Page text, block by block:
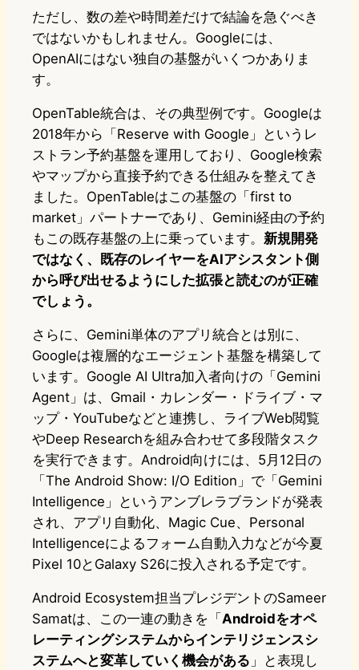
ただし、数の差や時間差だけで結論を急ぐべき
ではないかもしれません。Googleには、
OpenAIにはない独自の基盤がいくつかありま
す。
OpenTable統合は、その典型例です。Googleは
2018年から「Reserve with Google」というレ
ストラン予約基盤を運用しており、Google検索
やマップから直接予約できる仕組みを整えてき
ました。OpenTableはこの基盤の「first to
market」パートナーであり、Gemini経由の予約
もこの既存基盤の上に乗っています。 新規開発
ではなく、既存のレイヤーをAIアシスタント側
から呼び出せるようにした拡張と読むのが正確
でしょう。
さらに、Gemini単体のアプリ統合とは別に、
Googleは複層的なエージェント基盤を構築して
います。Google AI Ultra加入者向けの「Gemini
Agent」は、Gmail・カレンダー・ドライブ・マ
ップ・YouTubeなどと連携し、ライブWeb閲覧
やDeep Researchを組み合わせて多段階タスク
を実行できます。Android向けには、5月12日の
「The Android Show: I/O Edition」で「Gemini
Intelligence」というアンブレラブランドが発表
され、アプリ自動化、Magic Cue、Personal
Intelligenceによるフォーム自動入力などが今夏
Pixel 10とGalaxy S26に投入される予定です。
Android Ecosystem担当プレジデントのSameer
Samatは、この一連の動きを「 Androidをオペ
レーティングシステムからインテリジェンスシ
ステムへと変革していく機会がある 」と表現し